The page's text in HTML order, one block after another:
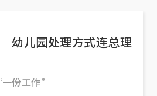
幼儿园处理方式连总理
份工作”